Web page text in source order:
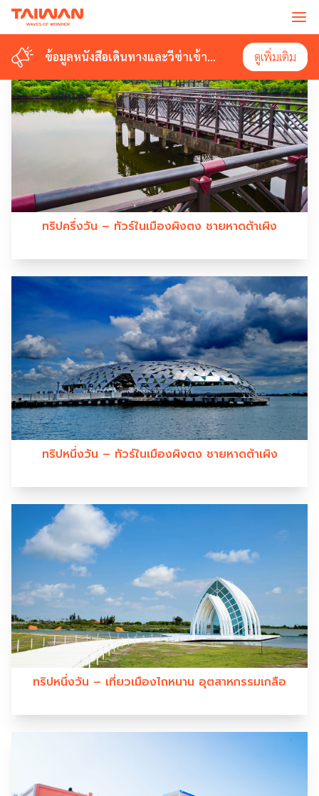
ข้อมูลหนังสือเดินทางและวีซ่าเข้า
ดูเพิ่มเติม
ข้อมูลหนังสือเดินทางและวีซ่าเข้า
ดูเพิ่มเติม
#ECOLOGICAL EXPERIENCES
ทริปครึ่งวัน – ทัวร์ในเมืองผิงตง ชายหาดต้าเผิง
ทริปหนึ่งวัน – ทัวร์ในเมืองผิงตง ชายหาดต้าเผิง
ทริปหนึ่งวัน – เที่ยวเมืองไถหนาน อุตสาหกรรมเกลือ